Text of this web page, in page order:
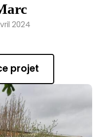
2024
projet